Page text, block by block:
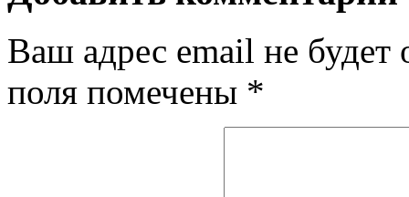
Ваш адрес email не будет
поля помечены *